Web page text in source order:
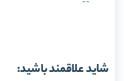
شاید علاقمند باشید: